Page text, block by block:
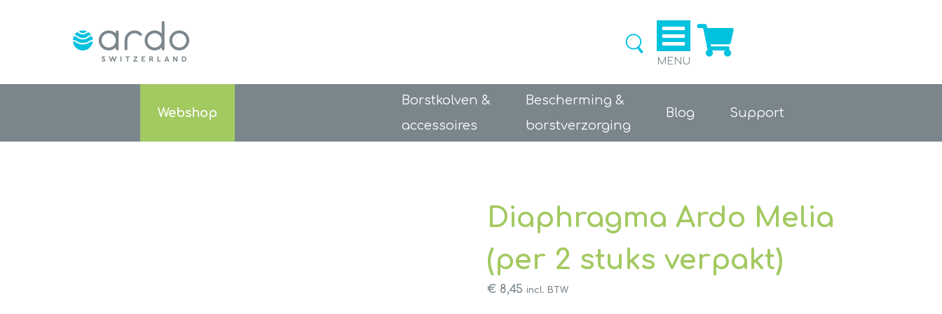
MENU
Webshop
Borstkolven &
accessoires
Bescherming &
borstverzorging
Blog Support
Diaphragma Ardo Melia
(per 2 stuks verpakt)
€ 8,45 incl. BTW